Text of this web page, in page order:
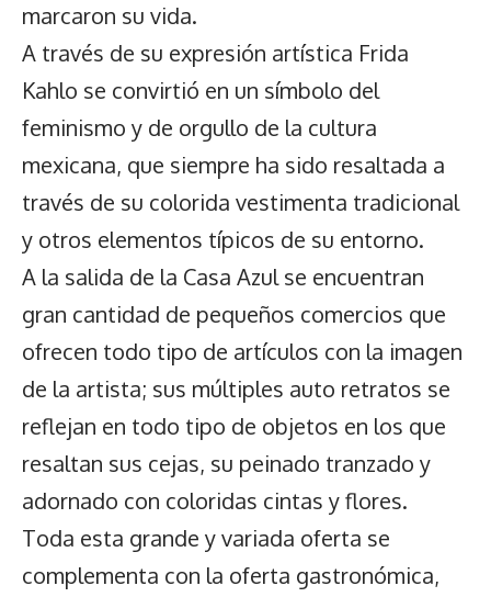
marcaron su vida.
A través de su expresión artística Frida
Kahlo se convirtió en un símbolo del
feminismo y de orgullo de la cultura
mexicana, que siempre ha sido resaltada a
través de su colorida vestimenta tradicional
y otros elementos típicos de su entorno.
A la salida de la Casa Azul se encuentran
gran cantidad de pequeños comercios que
ofrecen todo tipo de artículos con la imagen
de la artista; sus múltiples auto retratos se
reflejan en todo tipo de objetos en los que
resaltan sus cejas, su peinado tranzado y
adornado con coloridas cintas y flores.
Toda esta grande y variada oferta se
complementa con la oferta gastronómica,